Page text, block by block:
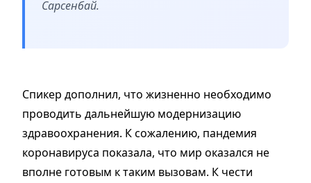
Сарсенбай.
Спикер дополнил, что жизненно необходимо
проводить дальнейшую модернизацию
здравоохранения. К сожалению, пандемия
коронавируса показала, что мир оказался не
вполне готовым к таким вызовам. К чести